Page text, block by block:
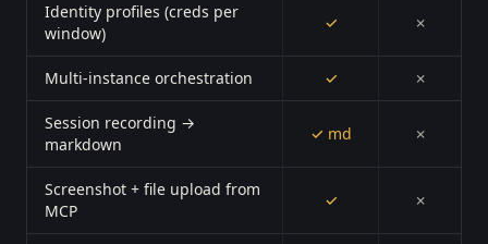
Identity profiles (creds per
window)
✓ ✗
Multi-instance orchestration ✓ ✗
Session recording →
markdown
✓ md ✗
Screenshot + file upload from
MCP
✓ ✗